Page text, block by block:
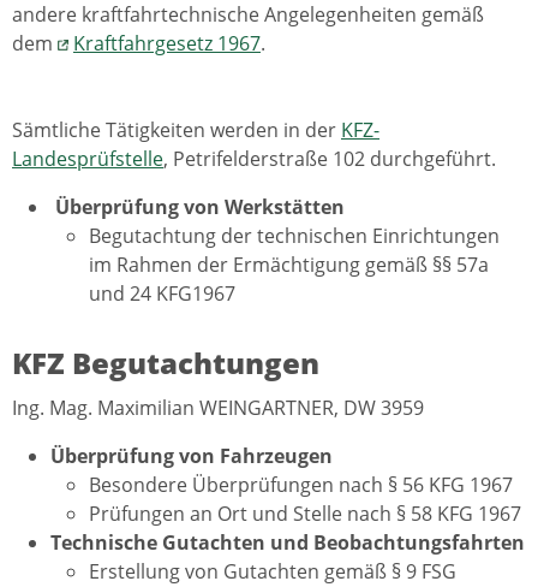
andere kraftfahrtechnische Angelegenheiten gemäß
dem
Kraftfahrgesetz 1967.
Sämtliche Tätigkeiten werden in der KFZ-
Landesprüfstelle, Petrifelderstraße 102 durchgeführt.
Überprüfung von Werkstätten
Begutachtung der technischen Einrichtungen
im Rahmen der Ermächtigung gemäß §§ 57a
und 24 KFG1967
KFZ Begutachtungen
Ing. Mag. Maximilian WEINGARTNER, DW 3959
Überprüfung von Fahrzeugen
Besondere Überprüfungen nach § 56 KFG 1967
Prüfungen an Ort und Stelle nach § 58 KFG 1967
Technische Gutachten und Beobachtungsfahrten
Erstellung von Gutachten gemäß § 9 FSG